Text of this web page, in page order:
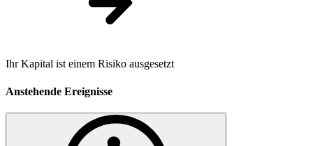
Ihr Kapital ist einem Risiko ausgesetzt
Anstehende Ereignisse